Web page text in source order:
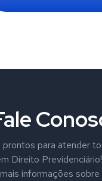
prontos para atender
Direito
informações